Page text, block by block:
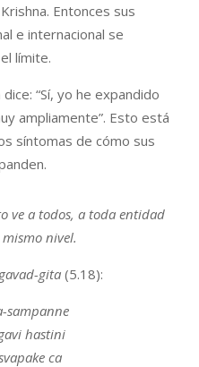
Entonces sus
e internacional se
límite.
“Sí, yo he expandido
ampliamente”. Esto está
síntomas de cómo sus
ve a todos, a toda entidad
nivel.
gita (5.18):
sampanne
hastini
vapake ca